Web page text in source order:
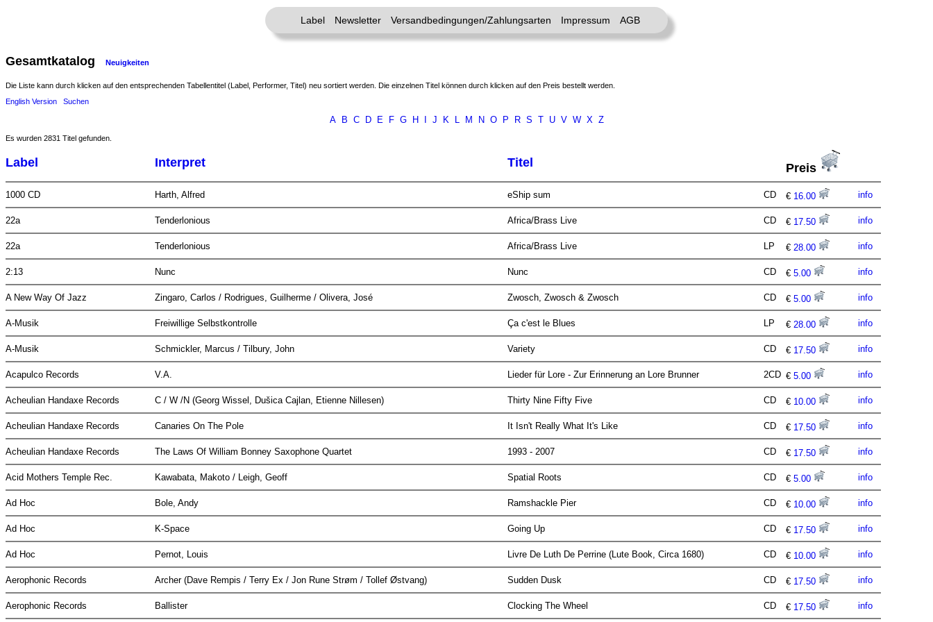
Label Newsletter Versandbedingungen/Zahlungsarten Impressum AGB
Gesamtkatalog Neuigkeiten
Die Liste kann durch klicken auf den entsprechenden Tabellentitel (Label, Performer, Titel) neu sortiert werden. Die einzelnen Titel können durch klicken auf den Preis bestellt werden.
English Version
Suchen
A B C D E F G H J K L M N O P R S T U V W X Z
Es wurden 2831 Titel gefunden.
Label Interpret Titel Preis
1000 CD Harth, Alfred eShip sum CD € 16.00 info
22a Tenderlonious Africa/Brass Live CD € 17.50 info
22a Tenderlonious Africa/Brass Live LP € 28.00 info
2:13 Nunc Nunc CD € 5.00 info
A New Way Of Jazz Zingaro, Carlos / Rodrigues, Guilherme / Olivera, José Zwosch, Zwosch & Zwosch CD € 5.00 info
A-Musik Freiwillige Selbstkontrolle Ça c'est le Blues LP € 28.00 info
A-Musik Schmickler, Marcus / Tilbury, John Variety CD € 17.50 info
Acapulco Records V.A. Lieder für Lore - Zur Erinnerung an Lore Brunner 2CD € 5.00 info
Acheulian Handaxe Records C / W /N (Georg Wissel, Dušica Cajlan, Etienne Nillesen) Thirty Nine Fifty Five CD € 10.00 info
Acheulian Handaxe Records Canaries On The Pole It Isn't Really What It's Like CD € 17.50 info
Acheulian Handaxe Records The Laws Of William Bonney Saxophone Quartet 1993 - 2007 CD € 17.50 info
Acid Mothers Temple Rec. Kawabata, Makoto / Leigh, Geoff Spatial Roots CD € 5.00 info
Ad Hoc Bole, Andy Ramshackle Pier CD € 10.00 info
Ad Hoc K-Space Going Up CD € 17.50 info
Ad Hoc Pernot, Louis Livre De Luth De Perrine (Lute Book, Circa 1680) CD € 10.00 info
Aerophonic Records Archer (Dave Rempis / Terry Ex / Jon Rune Strøm / Tollef Østvang) Sudden Dusk CD € 17.50 info
Aerophonic Records Ballister Clocking The Wheel CD € 17.50 info